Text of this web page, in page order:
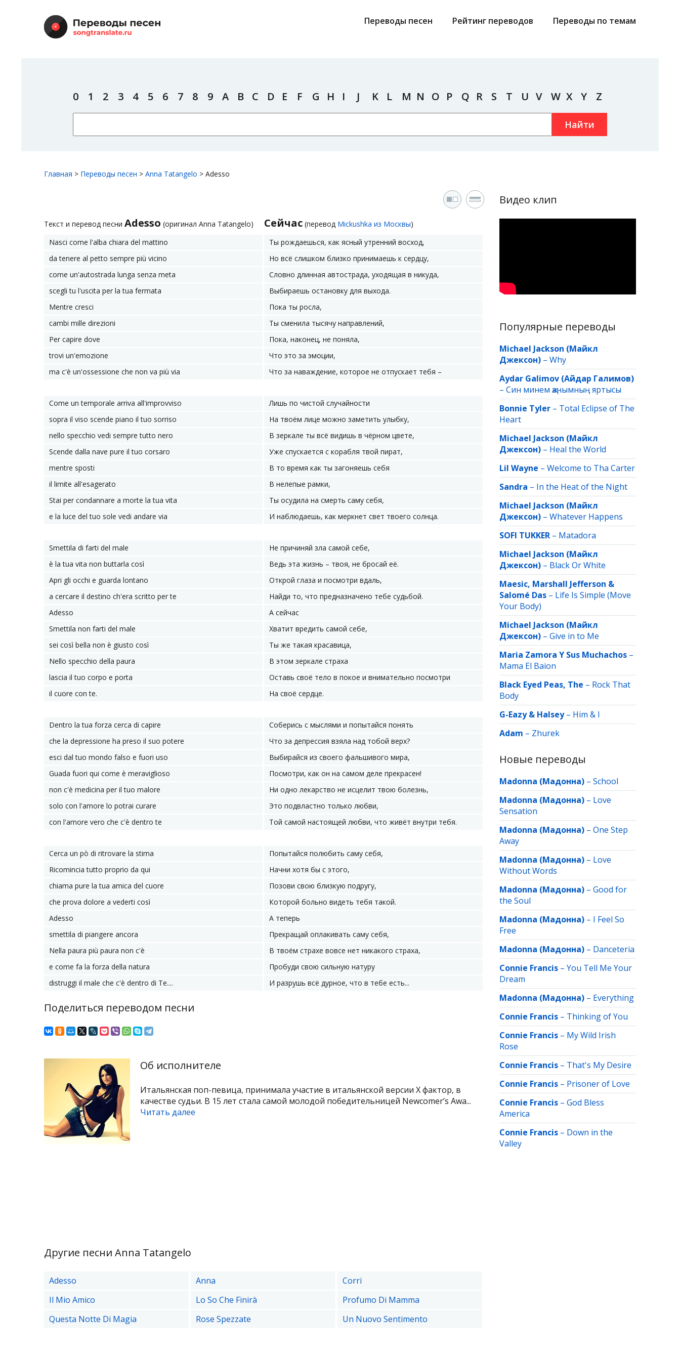
Переводы песен Рейтинг переводов Переводы по темам
0 1 2 3 4 5 6 7 8 9 A B C D E F G H I J K L M N O P Q R S T U V W X Y Z
Найти
Главная > Переводы песен > Anna Tatangelo > Adesso
Текст и перевод песни Adesso (оригинал Anna Tatangelo) Сейчас(перевод Mickushka из Москвы)
Nasci come l'alba chiara del mattino
Ты рождаешься, как ясный утренний восход,
da tenere al petto sempre più vicino
Но всё слишком близко принимаешь к сердцу,
come un'autostrada lunga senza meta
Словно длинная автострада, уходящая в никуда,
scegli tu l'uscita per la tua fermata
Выбираешь остановку для выхода.
Mentre cresci
Пока ты росла,
cambi mille direzioni
Ты сменила тысячу направлений,
Per capire dove
Пока, наконец, не поняла,
trovi un'emozione
Что это за эмоции,
ma c'è un'ossessione che non va più via
Что за наваждение, которое не отпускает тебя –
Come un temporale arriva all'improvviso
Лишь по чистой случайности
sopra il viso scende piano il tuo sorriso
На твоём лице можно заметить улыбку,
nello specchio vedi sempre tutto nero
В зеркале ты всё видишь в чёрном цвете,
Scende dalla nave pure il tuo corsaro
Уже спускается с корабля твой пират,
mentre sposti
В то время как ты загоняешь себя
il limite all'esagerato
В нелепые рамки,
Stai per condannare a morte la tua vita
Ты осудила на смерть саму себя,
e la luce del tuo sole vedi andare via
И наблюдаешь, как меркнет свет твоего солнца.
Smettila di farti del male
Не причиняй зла самой себе,
è la tua vita non buttarla così
Ведь эта жизнь – твоя, не бросай её.
Apri gli occhi e guarda lontano
Открой глаза и посмотри вдаль,
a cercare il destino ch'era scritto per te
Найди то, что предназначено тебе судьбой.
Adesso
А сейчас
Smettila non farti del male
Хватит вредить самой себе,
sei così bella non è giusto così
Ты же такая красавица,
Nello specchio della paura
В этом зеркале страха
lascia il tuo corpo e porta
Оставь своё тело в покое и внимательно посмотри
il cuore con te.
На своё сердце.
Dentro la tua forza cerca di capire
Соберись с мыслями и попытайся понять
che la depressione ha preso il suo potere
Что за депрессия взяла над тобой верх?
esci dal tuo mondo falso e fuori uso
Выбирайся из своего фальшивого мира,
Guada fuori qui come è meraviglioso
Посмотри, как он на самом деле прекрасен!
non c'è medicina per il tuo malore
Ни одно лекарство не исцелит твою болезнь,
solo con l'amore lo potrai curare
Это подвластно только любви,
con l'amore vero che c'è dentro te
Той самой настоящей любви, что живёт внутри тебя.
Cerca un pò di ritrovare la stima
Попытайся полюбить саму себя,
Ricomincia tutto proprio da qui
Начни хотя бы с этого,
chiama pure la tua amica del cuore
Позови свою близкую подругу,
che prova dolore a vederti così
Которой больно видеть тебя такой.
Adesso
А теперь
smettila di piangere ancora
Прекращай оплакивать саму себя,
Nella paura più paura non c'è
В твоём страхе вовсе нет никакого страха,
e come fa la forza della natura
Пробуди свою сильную натуру
distruggi il male che c'è dentro di Te....
И разрушь всё дурное, что в тебе есть...
Поделиться переводом песни
Об исполнителе
Итальянская поп-певица, принимала участие в итальянской версии X фактор, в
качестве судьи. В 15 лет стала самой молодой победительницей Newcomer’s Awa...
Читать далее
Другие песни Anna Tatangelo
Adesso Anna
Corri
Il Mio Amico
Lo So Che Finirà
Profumo Di Mamma
Questa Notte Di Magia
Rose Spezzate Un Nuovo Sentimento
Видео клип
Популярные переводы
Michael Jackson (Майкл
Джексон) – Why
Aydar Galimov (Айдар Галимов)
– Син минем җанымның яртысы
Bonnie Tyler – Total Eclipse of The
Heart
Michael Jackson (Майкл
Джексон) – Heal the World
Lil Wayne – Welcome to Tha Carter
Sandra – In the Heat of the Night
Michael Jackson (Майкл
Джексон) – Whatever Happens
SOFI TUKKER – Matadora
Michael Jackson (Майкл
Джексон) – Black Or White
Maesic, Marshall Jefferson &
Salomé Das – Life Is Simple (Move
Your Body)
Michael Jackson (Майкл
Джексон) – Give in to Me
Maria Zamora Y Sus Muchachos –
Mama El Baion
Black Eyed Peas, The – Rock That
Body
G-Eazy & Halsey– Him & I
Adam – Zhurek
Новые переводы
Madonna (Мадонна) – School
Madonna (Мадонна) – Love
Sensation
Madonna (Мадонна) – One Step
Away
Madonna (Мадонна) – Love
Without Words
Madonna (Мадонна) – Good for
the Soul
Madonna (Мадонна) – I Feel So
Free
Madonna (Мадонна) – Danceteria
Connie Francis – You Tell Me Your
Dream
Madonna (Мадонна) – Everything
Connie Francis – Thinking of You
Connie Francis – My Wild Irish
Rose
Connie Francis – That's My Desire
Connie Francis – Prisoner of Love
Connie Francis – God Bless
America
Connie Francis – Down in the
Valley